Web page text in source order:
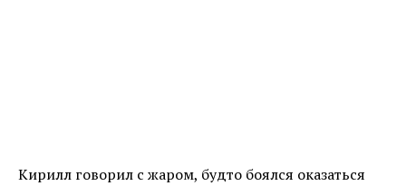
Кирилл говорил с жаром, будто боялся оказаться